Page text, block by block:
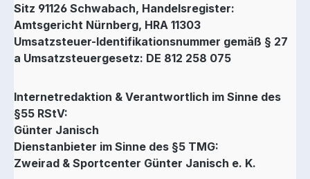
Sitz 91126 Schwabach, Handelsregister:
Amtsgericht Nürnberg, HRA 11303
Umsatzsteuer-Identifikationsnummer gemäß § 27
a Umsatzsteuergesetz: DE 812 258 075
Internetredaktion & Verantwortlich im Sinne des
§55 RStV:
Günter Janisch
Dienstanbieter im Sinne des §5 TMG:
Zweirad & Sportcenter Günter Janisch e. K.